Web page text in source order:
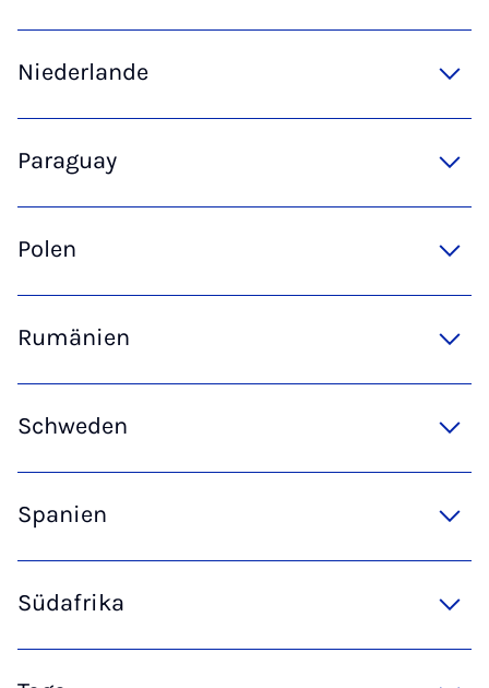
Niederlande
Paraguay
Polen
Rumänien
Schweden
Spanien
Südafrika